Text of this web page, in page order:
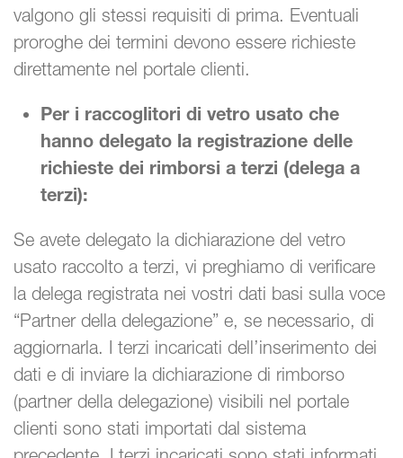
valgono gli stessi requisiti di prima. Eventuali
proroghe dei termini devono essere richieste
direttamente nel portale clienti.
Per i raccoglitori di vetro usato che
hanno delegato la registrazione delle
richieste dei rimborsi a terzi (delega a
terzi):
Se avete delegato la dichiarazione del vetro
usato raccolto a terzi, vi preghiamo di verificare
la delega registrata nei vostri dati basi sulla voce
“Partner della delegazione” e, se necessario, di
aggiornarla. I terzi incaricati dell’inserimento dei
dati e di inviare la dichiarazione di rimborso
(partner della delegazione) visibili nel portale
clienti sono stati importati dal sistema